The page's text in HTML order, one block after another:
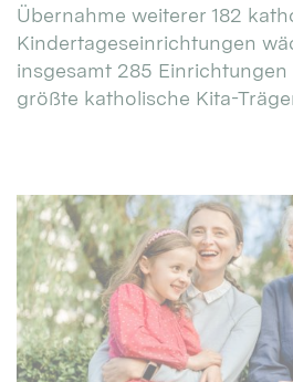
Übernahme weiterer 182
Kindertageseinrichtungen
insgesamt 285
größte katholische Kita-